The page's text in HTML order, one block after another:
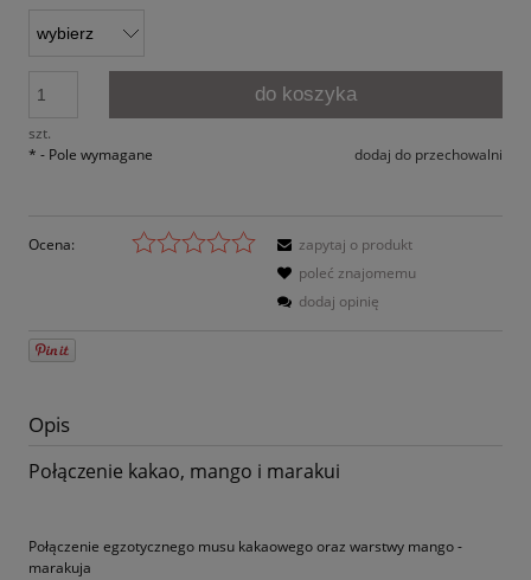
szt.
do koszyka
dodaj do przechowalni
* - Pole wymagane
Ocena:
zapytaj o produkt
poleć znajomemu
dodaj opinię
Opis
Połączenie kakao, mango i marakui
Połączenie egzotycznego musu kakaowego oraz warstwy mango -
marakuja